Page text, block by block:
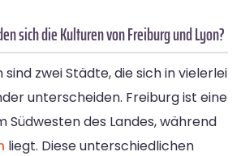
sich die Kulturen von Freiburg und Lyon?
sind zwei Städte, die sich in vielerlei
unterscheiden. Freiburg ist eine
Südwesten des Landes, während
liegt. Diese unterschiedlichen